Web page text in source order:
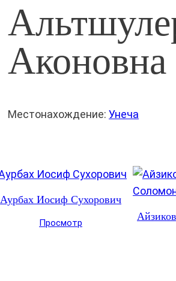
Аконовна
Местонахождение: Унеча
Аурбах Иосиф Сухорович
Просмотр